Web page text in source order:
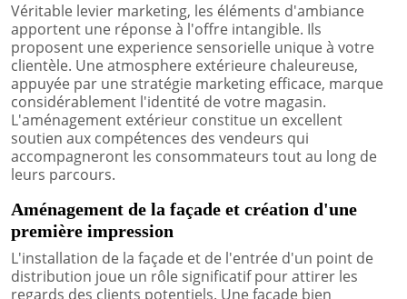
Véritable levier marketing, les éléments d'ambiance
apportent une réponse à l'offre intangible. Ils
proposent une experience sensorielle unique à votre
clientèle. Une atmosphere extérieure chaleureuse,
appuyée par une stratégie marketing efficace, marque
considérablement l'identité de votre magasin.
L'aménagement extérieur constitue un excellent
soutien aux compétences des vendeurs qui
accompagneront les consommateurs tout au long de
leurs parcours.
Aménagement de la façade et création d'une
première impression
L'installation de la façade et de l'entrée d'un point de
distribution joue un rôle significatif pour attirer les
regards des clients potentiels. Une façade bien